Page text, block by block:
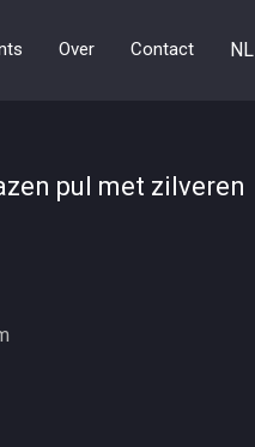
Over Contact NL
pul met zilveren